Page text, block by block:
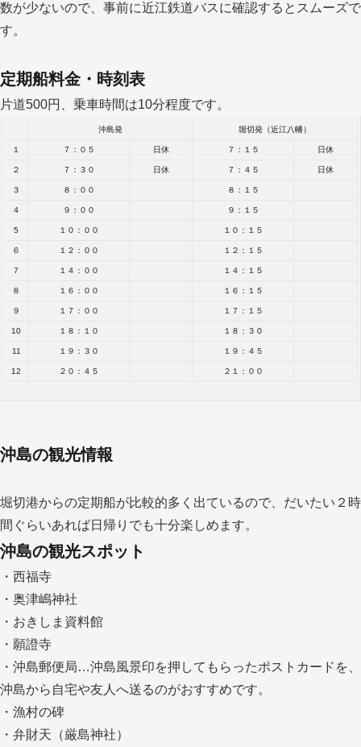
数が少ないので、事前に近江鉄道バスに確認するとスムーズで
す。
定期船料金・時刻表
片道500円、乗車時間は10分程度です。
沖島発 堀切発（近江八幡）
１ ７：０５ 日休 ７：１５ 日休
２ ７：３０ 日休 ７：４５ 日休
３ ８：００ ８：１５
４ ９：００ ９：１５
5 １０：００ １０：１５
６ １２：００ １２：１５
７ １４：００ １４：１５
８ １６：００ １６：１５
９ １７：００ １７：１５
10 １８：１０ １８：３０
11 １９：３０ １９：４５
12 ２０：４５ ２１：００
沖島の観光情報
堀切港からの定期船が比較的多く出ているので、だいたい２時
間ぐらいあれば日帰りでも十分楽しめます。
沖島の観光スポット
・西福寺
・奥津嶋神社
・おきしま資料館
・願證寺
・沖島郵便局…沖島風景印を押してもらったポストカードを、
沖島から自宅や友人へ送るのがおすすめです。
・漁村の碑
・弁財天（厳島神社）